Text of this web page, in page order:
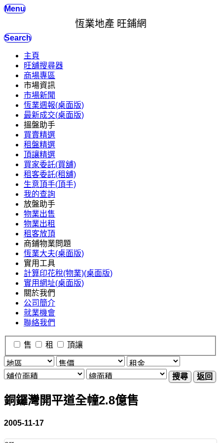
Menu
恆業地產 旺鋪網
Search
主頁
旺舖搜尋器
商場專區
市場資訊
市場新聞
恆業週報(桌面版)
最新成交(桌面版)
搵盤助手
買賣精選
租盤精選
頂讓精選
買家委託(買舖)
租客委託(租舖)
生意頂手(頂手)
我的查詢
放盤助手
物業出售
物業出租
租客放頂
商鋪物業問題
恆業大夫(桌面版)
實用工具
計算印花稅(物業)(桌面版)
實用網址(桌面版)
關於我們
公司簡介
就業機會
聯絡我們
售 租 頂讓
搜尋 返回
銅鑼灣開平道全幢2.8億售
2005-11-17